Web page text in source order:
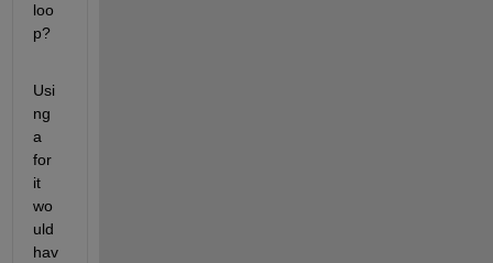
loo
p?
Usi
ng
a
for
it
wo
uld
hav